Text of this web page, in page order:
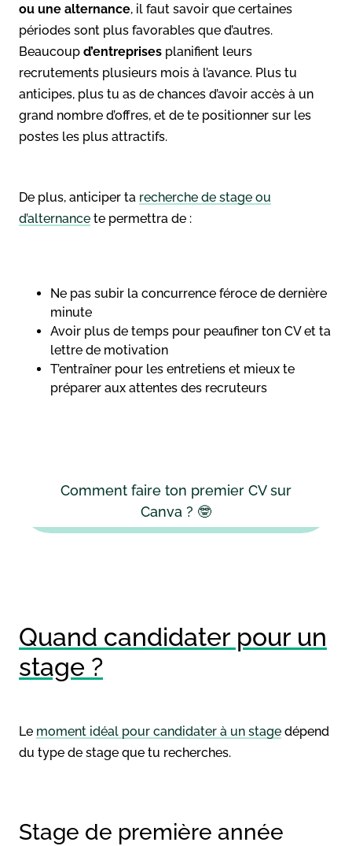
ou une alternance, il faut savoir que certaines
périodes sont plus favorables que d’autres.
Beaucoup d’entreprises planifient leurs
recrutements plusieurs mois à l’avance. Plus tu
anticipes, plus tu as de chances d’avoir accès à un
grand nombre d’offres, et de te positionner sur les
postes les plus attractifs.
De plus, anticiper ta recherche de stage ou
d’alternance te permettra de :
Ne pas subir la concurrence féroce de dernière
minute
Avoir plus de temps pour peaufiner ton CV et ta
lettre de motivation
T’entraîner pour les entretiens et mieux te
préparer aux attentes des recruteurs
Comment faire ton premier CV sur
Canva ? 🤓
Quand candidater pour un
stage ?
Le moment idéal pour candidater à un stage dépend
du type de stage que tu recherches.
Stage de première année